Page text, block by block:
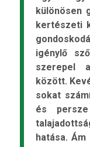
különösen
kertészeti
igénylő
szerepel
között.
sokat
és
hatása.